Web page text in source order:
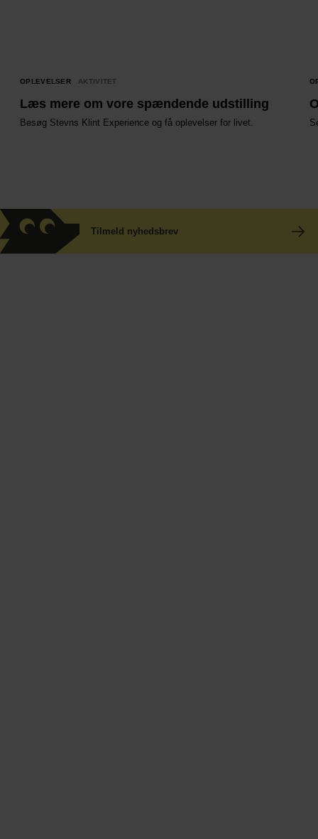
OPLEVELSER AKTIVITET
Læs mere om vore spændende udstilling
Besøg Stevns Klint Experience og få oplevelser for livet.
Tilmeld nyhedsbrev